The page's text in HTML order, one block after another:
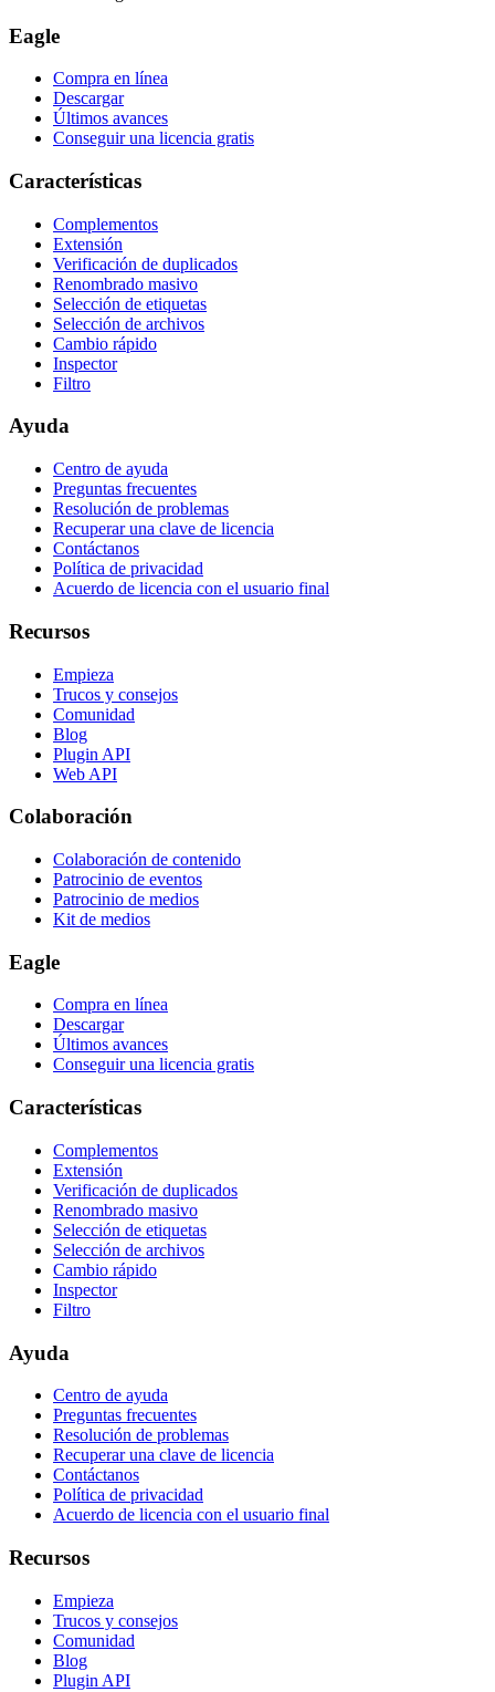
Eagle
Compra en línea
Descargar
Últimos avances
Conseguir una licencia gratis
Características
Complementos
Extensión
Verificación de duplicados
Renombrado masivo
Selección de etiquetas
Selección de archivos
Cambio rápido
Inspector
Filtro
Ayuda
Centro de ayuda
Preguntas frecuentes
Resolución de problemas
Recuperar una clave de licencia
Contáctanos
Política de privacidad
Acuerdo de licencia con el usuario final
Recursos
Empieza
Trucos y consejos
Comunidad
Blog
Plugin API
Web API
Colaboración
Colaboración de contenido
Patrocinio de eventos
Patrocinio de medios
Kit de medios
Eagle
Compra en línea
Descargar
Últimos avances
Conseguir una licencia gratis
Características
Complementos
Extensión
Verificación de duplicados
Renombrado masivo
Selección de etiquetas
Selección de archivos
Cambio rápido
Inspector
Filtro
Ayuda
Centro de ayuda
Preguntas frecuentes
Resolución de problemas
Recuperar una clave de licencia
Contáctanos
Política de privacidad
Acuerdo de licencia con el usuario final
Recursos
Empieza
Trucos y consejos
Comunidad
Blog
Plugin API